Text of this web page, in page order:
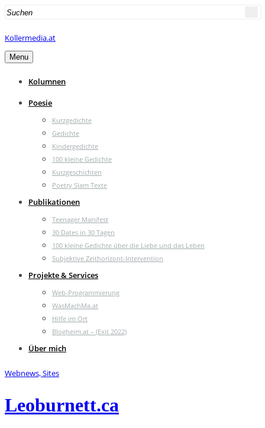
Search
Kollermedia.at
Menu
Kolumnen
Poesie
Kurzgedichte
Gedichte
Kindergedichte
100 kleine Gedichte
Kurzgeschichten
Poetry Slam Texte
Publikationen
Teenager Manifest
30 Dates in 30 Tagen
100 kleine Gedichte über die Liebe und das Leben
Subjektive Zeithorizont-Intervention
Projekte & Services
Web-Programmierung
WasMachMa.at
Hilfe im Ort
Blogheim.at – (Exit 2022)
Über mich
Webnews, Sites
Leoburnett.ca